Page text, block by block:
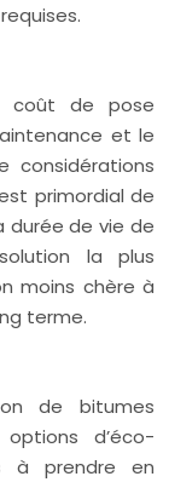
coût de pose
et le
primordial de
durée de vie de
la plus
moins chère à
terme.
de bitumes
d’éco-
à prendre en